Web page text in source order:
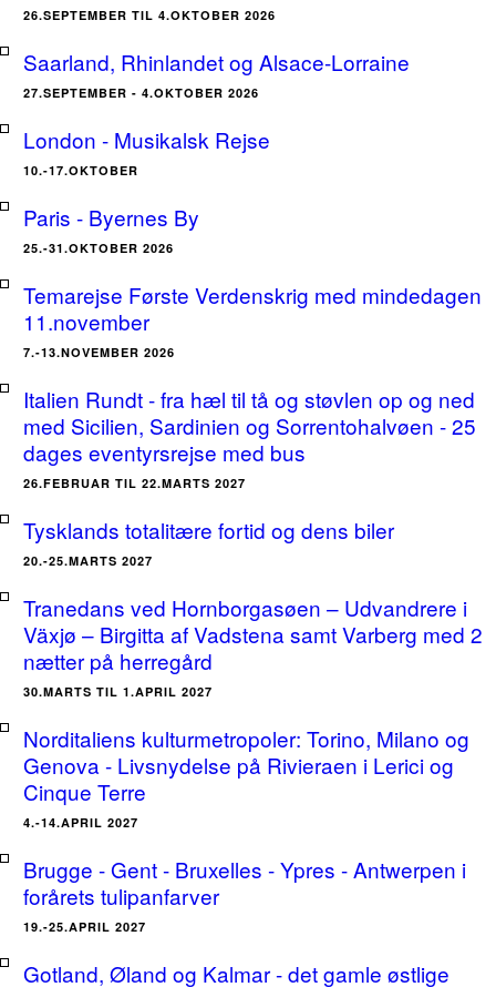
26.SEPTEMBER TIL 4.OKTOBER 2026
Saarland, Rhinlandet og Alsace-Lorraine
27.SEPTEMBER - 4.OKTOBER 2026
London - Musikalsk Rejse
10.-17.OKTOBER
Paris - Byernes By
25.-31.OKTOBER 2026
Temarejse Første Verdenskrig med mindedagen
11.november
7.-13.NOVEMBER 2026
Italien Rundt - fra hæl til tå og støvlen op og ned
med Sicilien, Sardinien og Sorrentohalvøen - 25
dages eventyrsrejse med bus
26.FEBRUAR TIL 22.MARTS 2027
Tysklands totalitære fortid og dens biler
20.-25.MARTS 2027
Tranedans ved Hornborgasøen – Udvandrere i
Växjø – Birgitta af Vadstena samt Varberg med 2
nætter på herregård
30.MARTS TIL 1.APRIL 2027
Norditaliens kulturmetropoler: Torino, Milano og
Genova - Livsnydelse på Rivieraen i Lerici og
Cinque Terre
4.-14.APRIL 2027
Brugge - Gent - Bruxelles - Ypres - Antwerpen i
forårets tulipanfarver
19.-25.APRIL 2027
Gotland, Øland og Kalmar - det gamle østlige